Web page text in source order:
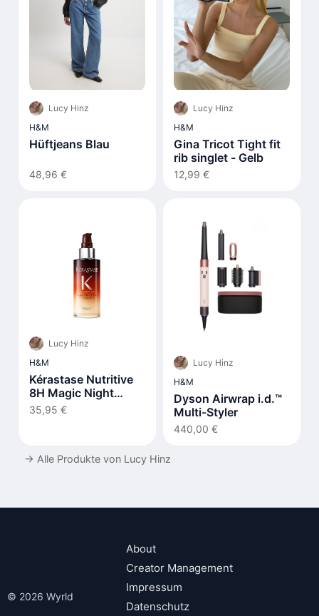
Lucy Hinz
H&M
Hüftjeans Blau
48,96 €
Lucy Hinz
H&M
Gina Tricot Tight fit
rib singlet - Gelb
12,99 €
Lucy Hinz
H&M
Kérastase Nutritive
8H Magic Night
Serum
35,95 €
Lucy Hinz
H&M
Dyson Airwrap i.d.™
Multi-Styler
440,00 €
→ Alle Produkte von Lucy Hinz
© 2026 Wyrld
About
Creator Management
Impressum
Datenschutz